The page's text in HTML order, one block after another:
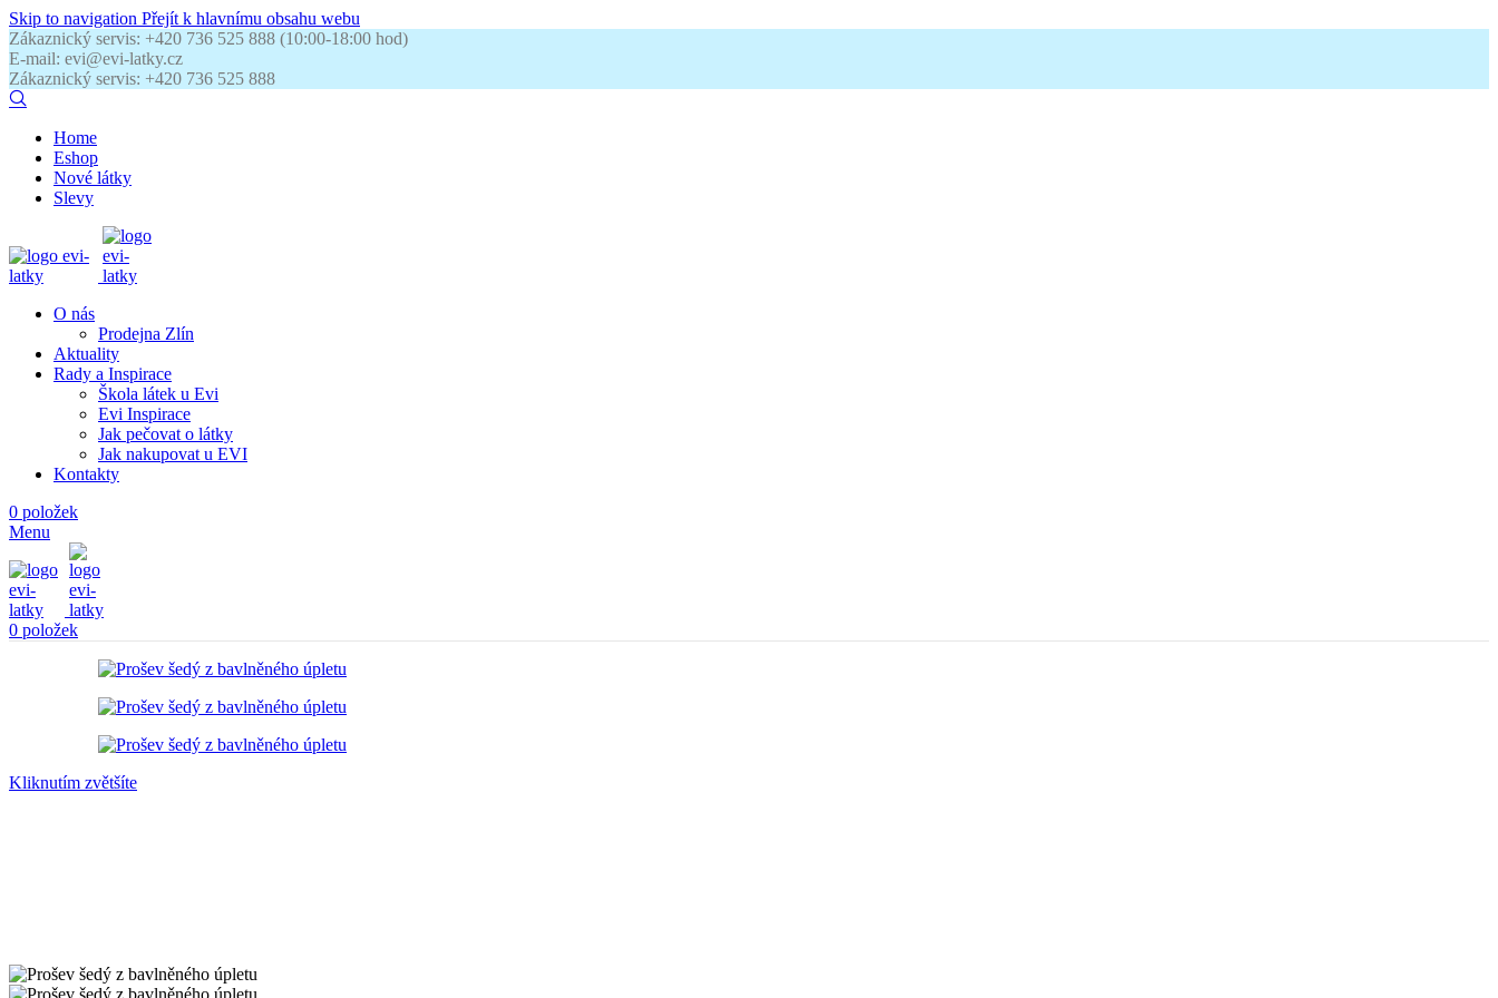
Skip to navigation Přejít k hlavnímu obsahu webu
Zákaznický servis: +420 736 525 888 (10:00-18:00 hod)
E-mail: evi@evi-latky.cz
Zákaznický servis: +420 736 525 888
Home
Eshop
Nové látky
Slevy
O nás
Prodejna Zlín
Aktuality
Rady a Inspirace
Škola látek u Evi
Evi Inspirace
Jak pečovat o látky
Jak nakupovat u EVI
Kontakty
0 položek
Menu
0 položek
Kliknutím zvětšíte